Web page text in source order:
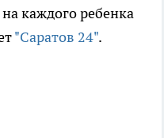
каждого ребенка
"Саратов 24".